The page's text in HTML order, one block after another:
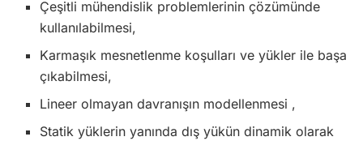
Çeşitli mühendislik problemlerinin çözümünde
kullanılabilmesi,
Karmaşık mesnetlenme koşulları ve yükler ile başa
çıkabilmesi,
Lineer olmayan davranışın modellenmesi ,
Statik yüklerin yanında dış yükün dinamik olarak